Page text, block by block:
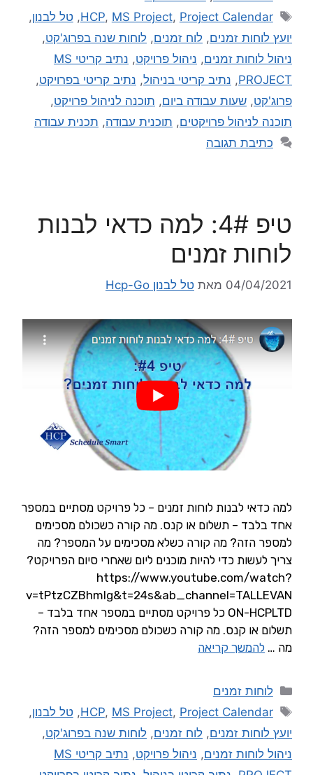
HCP, MS Project, Project Calendar
,טל לבנון,
יועץ לוחות זמנים, לוח זמנים, לוחות שנה בפרוג'קט,
ניהול לוחות זמנים, ניהול פרויקט,
נתיב קריטי MS
PROJECT
, נתיב קריטי בניהול, נתיב קריטי בפרויקט,
פרוג'קט, שעות עבודה ביום, תוכנה לניהול פרויקט,
תוכנה לניהול פרויקטים, תוכנית עבודה, תכנית עבודה
כתיבת תגובה
טיפ 4#: למה כדאי לבנות
לוחות זמנים
04/04/2021 מאת טל לבנון Hcp-Go
למה כדאי לבנות לוחות זמנים – כל פרויקט מסתיים במספר
אחד בלבד – תשלום או קנס. מה קורה כשכולם מסכימים
למספר הזה? מה קורה כשלא מסכימים על המספר? מה
צריך לעשות כדי להיות מוכנים ליום שאחרי סיום הפרויקט?
https://www.youtube.com/watch?
v=tPtzCZBhmlg&t=24s&ab_channel=TALLEVAN
ON-HCPLTD כל פרויקט מסתיים במספר אחד בלבד –
תשלום או קנס. מה קורה כשכולם מסכימים למספר הזה?
מה … להמשך קריאה
לוחות זמנים
HCP, MS Project, Project Calendar
,טל לבנון,
יועץ לוחות זמנים, לוח זמנים, לוחות שנה בפרוג'קט,
ניהול לוחות זמנים, ניהול פרויקט,
נתיב קריטי MS